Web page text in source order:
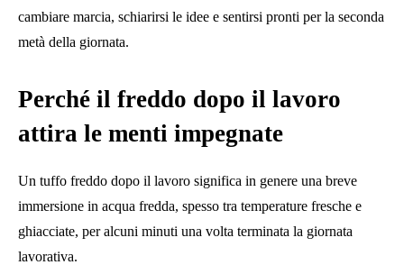
cambiare marcia, schiarirsi le idee e sentirsi pronti per la seconda
metà della giornata.
Perché il freddo dopo il lavoro
attira le menti impegnate
Un tuffo freddo dopo il lavoro significa in genere una breve
immersione in acqua fredda, spesso tra temperature fresche e
ghiacciate, per alcuni minuti una volta terminata la giornata
lavorativa.